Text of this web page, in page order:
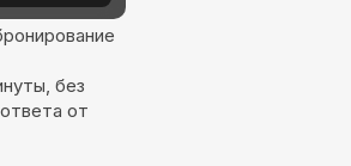
без
от